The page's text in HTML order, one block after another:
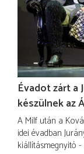
Évadot zárt a
készülnek az
A Milf után a
idei évadban
kiállításmegnyitó -